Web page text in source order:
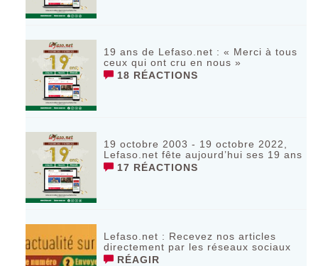
19 ans de Lefaso.net : « Merci à tous
ceux qui ont cru en nous »
18 RÉACTIONS
19 octobre 2003 - 19 octobre 2022,
Lefaso.net fête aujourd’hui ses 19 ans
17 RÉACTIONS
Lefaso.net : Recevez nos articles
directement par les réseaux sociaux
RÉAGIR